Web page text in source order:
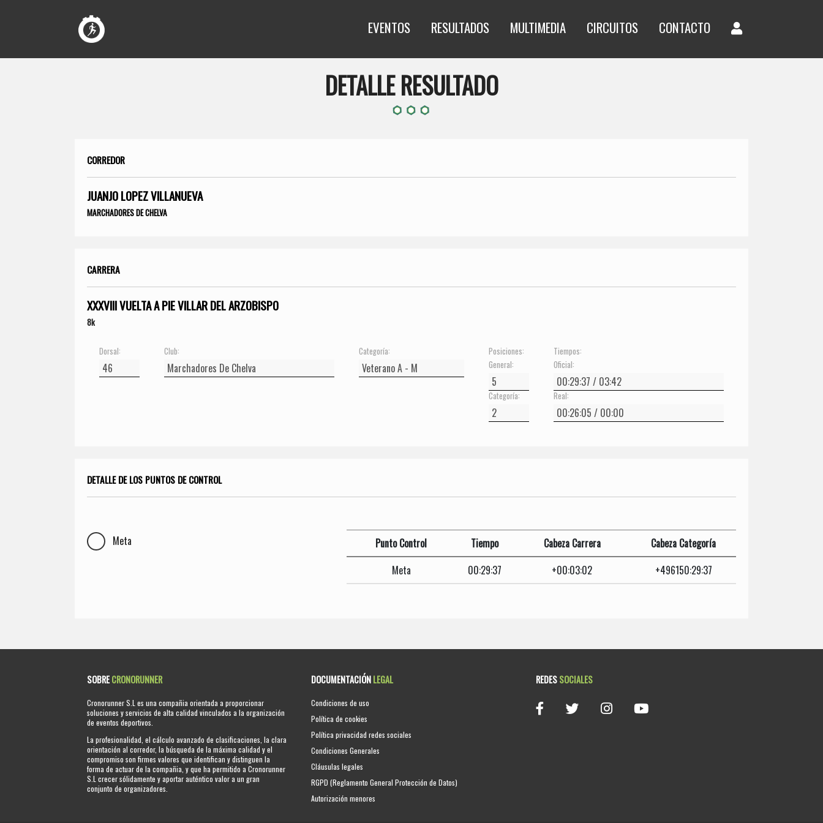
EVENTOS RESULTADOS MULTIMEDIA CIRCUITOS CONTACTO
DETALLE RESULTADO
CORREDOR
JUANJO LOPEZ VILLANUEVA
MARCHADORES DE CHELVA
CARRERA
XXXVIII VUELTA A PIE VILLAR DEL ARZOBISPO
8k
Dorsal: Club: Categoría:
Posiciones:
General:
Categoría:
Tiempos:
Oficial:
Real:
DETALLE DE LOS PUNTOS DE CONTROL
Meta Punto Control Tiempo Cabeza Carrera
Cabeza Categoría
Meta
00:29:37 +00:03:02 +496150:29:37
SOBRECRONORUNNER
Cronorunner S.L es una compañia orientada a proporcionar
soluciones y servicios de alta calidad vinculados a la organización
de eventos deportivos.
La profesionalidad, el cálculo avanzado de clasificaciones, la clara
orientación al corredor, la búsqueda de la máxima calidad y el
compromiso son firmes valores que identifican y distinguen la
forma de actuar de la compañia, y que ha permitido a Cronorunner
S.L crecer sólidamente y aportar auténtico valor a un gran
conjunto de organizadores.
DOCUMENTACIÓNLEGAL
Condiciones de uso
Política de cookies
Política privacidad redes sociales
Condiciones Generales
Cláusulas legales
RGPD (Reglamento General Protección de Datos)
Autorización menores
REDESSOCIALES